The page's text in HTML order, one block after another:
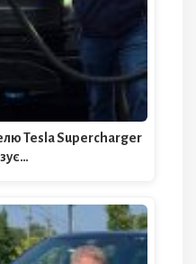
Tesla Supercharger